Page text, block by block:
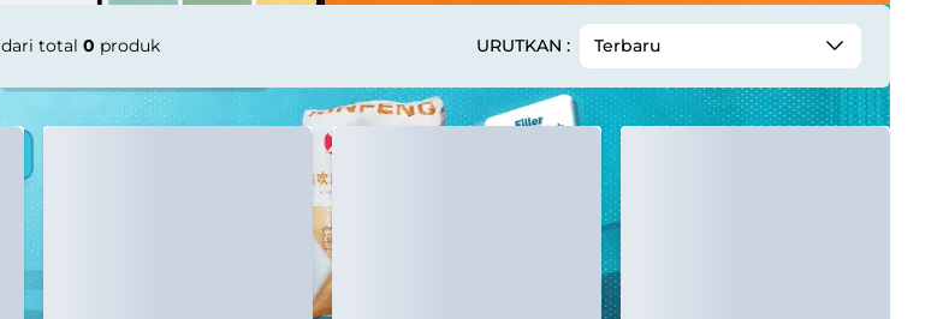
dari total 0 produk URUTKAN : Terbaru